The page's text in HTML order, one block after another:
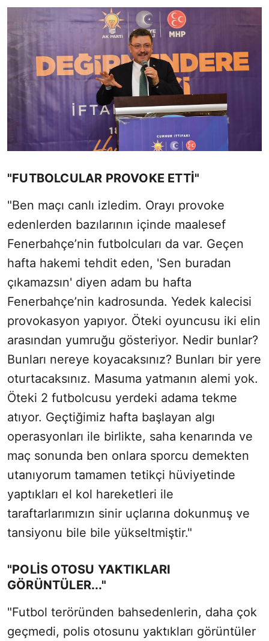
"FUTBOLCULAR PROVOKE ETTİ"
"Ben maçı canlı izledim. Orayı provoke
edenlerden bazılarının içinde maalesef
Fenerbahçe’nin futbolcuları da var. Geçen
hafta hakemi tehdit eden, 'Sen buradan
çıkamazsın' diyen adam bu hafta
Fenerbahçe’nin kadrosunda. Yedek kalecisi
provokasyon yapıyor. Öteki oyuncusu iki elin
arasından yumruğu gösteriyor. Nedir bunlar?
Bunları nereye koyacaksınız? Bunları bir yere
oturtacaksınız. Masuma yatmanın alemi yok.
Öteki 2 futbolcusu yerdeki adama tekme
atıyor. Geçtiğimiz hafta başlayan algı
operasyonları ile birlikte, saha kenarında ve
maç sonunda ben onlara sporcu demekten
utanıyorum tamamen tetikçi hüviyetinde
yaptıkları el kol hareketleri ile
taraftarlarımızın sinir uçlarına dokunmuş ve
tansiyonu bile bile yükseltmiştir."
"POLİS OTOSU YAKTIKLARI
GÖRÜNTÜLER..."
"Futbol teröründen bahsedenlerin, daha çok
geçmedi, polis otosunu yaktıkları görüntüler